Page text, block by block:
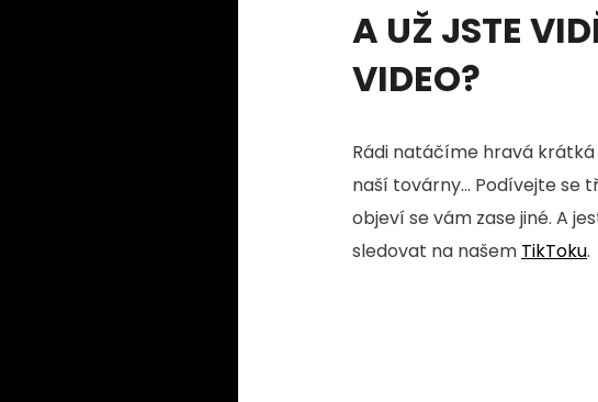
A UŽ JSTE
VIDEO?
Rádi natáčíme hravá krátká
naší továrny... Podívejte se
objeví se vám zase jiné. A
sledovat na našem TikToku.